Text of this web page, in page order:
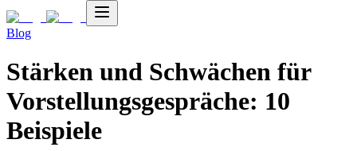
Blog
Stärken und Schwächen für
Vorstellungsgespräche: 10
Beispiele